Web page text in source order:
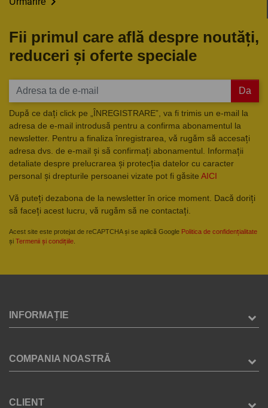
Fii primul care află despre noutăți,
reduceri și oferte speciale
Da
După ce dați click pe „ÎNREGISTRARE”, va fi trimis un e-mail la
adresa de e-mail introdusă pentru a confirma abonamentul la
newsletter. Pentru a finaliza înregistrarea, vă rugăm să accesați
adresa dvs. de e-mail și să confirmați abonamentul. Informații
detaliate despre prelucrarea și protecția datelor cu caracter
personal și drepturile persoanei vizate pot fi găsite AICI
Vă puteți dezabona de la newsletter în orice moment. Dacă doriți
să faceți acest lucru, vă rugăm să ne contactați.
Acest site este protejat de reCAPTCHA și se aplică Google Politica de confidențialitate
și Termenii și condițiile
INFORMAȚIE
COMPANIA NOASTRĂ
CLIENT